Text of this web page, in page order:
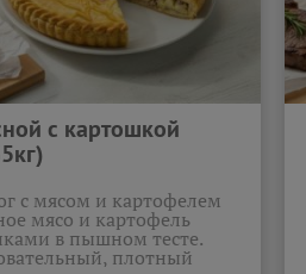
с картошкой
с мясом и картофелем
мясо и картофель
в пышном тесте.
плотный